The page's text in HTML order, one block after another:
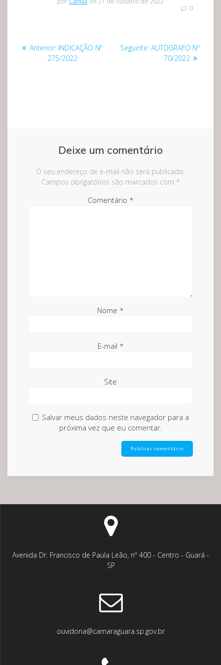
0
Navegação
Anterior: Post
anterior:
INDICAÇÃO Nº
275/2022
Seguinte: Post
seguinte:
AUTÓGRAFO Nº
70/2022
Deixe um comentário
O seu endereço de e-mail não será publicado.
Campos obrigatórios são marcados com *
Comentário *
Nome *
E-mail *
Site
Salvar meus dados neste navegador para a
próxima vez que eu comentar.
Avenida Dr. Francisco de Paula Leão, nº 400 - Centro - Guará -
SP
ouvidoria@camaraguara.sp.gov.br